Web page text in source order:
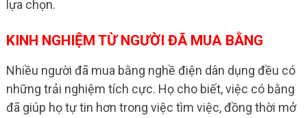
lựa chọn.
KINH NGHIỆM TỪ NGƯỜI ĐÃ MUA BẰNG
Nhiều người đã mua bằng nghề điện dân dụng đều có
những trải nghiệm tích cực. Họ cho biết, việc có bằng
đã giúp họ tự tin hơn trong việc tìm việc, đồng thời mở